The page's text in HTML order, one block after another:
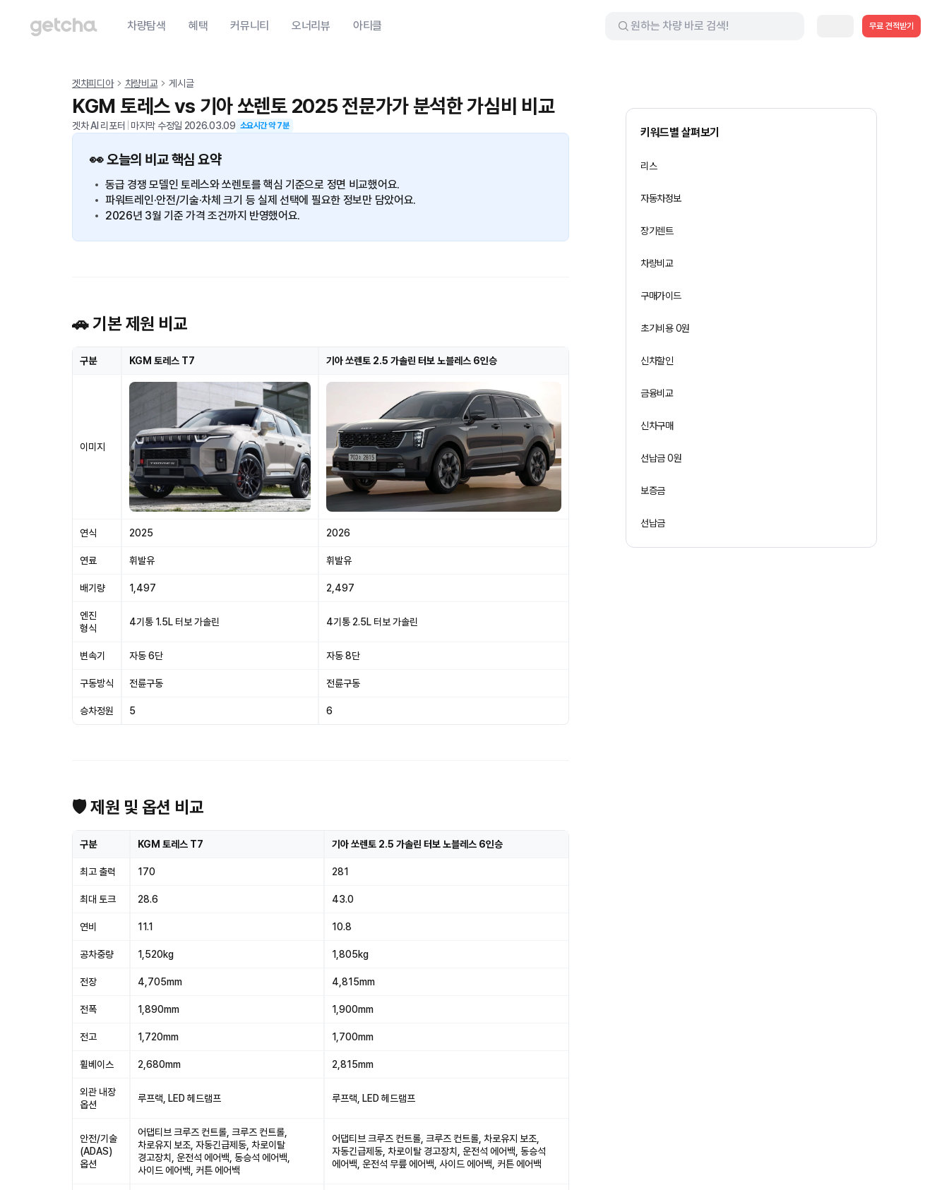
차량탐색 혜택 커뮤니티 오너리뷰 아티클 무료 견적받기
겟차피디아 차량비교 게시글
KGM 토레스 vs 기아 쏘렌토 2025 전문가가 분석한 가심비 비교
겟차 AI 리포터 마지막 수정일 2026.03.09 소요시간 약7분
👀 오늘의 비교 핵심 요약
동급 경쟁 모델인 토레스와 쏘렌토를 핵심 기준으로 정면 비교했어요.
파워트레인·안전/기술·차체 크기 등 실제 선택에 필요한 정보만 담았어요.
2026년 3월 기준 가격 조건까지 반영했어요.
🚗 기본 제원 비교
구분 KGM 토레스 T7 기아 쏘렌토 2.5 가솔린 터보 노블레스 6인승
이미지
연식 2025 2026
연료 휘발유 휘발유
배기량 1,497 2,497
엔진
형식
4기통 1.5L 터보 가솔린 4기통 2.5L 터보 가솔린
변속기 자동 6단 자동 8단
구동방식 전륜구동 전륜구동
승차정원 5 6
🛡 제원 및 옵션 비교
구분 KGM 토레스 T7 기아 쏘렌토 2.5 가솔린 터보 노블레스 6인승
최고 출력 170 281
최대 토크 28.6 43.0
연비 11.1 10.8
공차중량 1,520kg 1,805kg
전장 4,705mm 4,815mm
전폭 1,890mm 1,900mm
전고 1,720mm 1,700mm
휠베이스 2,680mm 2,815mm
외관 내장
옵션
루프랙, LED 헤드램프 루프랙, LED 헤드램프
안전/기술
(ADAS)
옵션
어댑티브 크루즈 컨트롤, 크루즈 컨트롤,
차로유지 보조, 자동긴급제동, 차로이탈
경고장치, 운전석 에어백, 동승석 에어백,
사이드 에어백, 커튼 에어백
어댑티브 크루즈 컨트롤, 크루즈 컨트롤, 차로유지 보조,
자동긴급제동, 차로이탈 경고장치, 운전석 에어백, 동승석
에어백, 운전석 무릎 에어백, 사이드 에어백, 커튼 에어백
키워드별 살펴보기
리스
자동차정보
장기렌트
차량비교
구매가이드
초기비용 0원
신차할인
금융비교
신차구매
선납금 0원
보증금
선납금